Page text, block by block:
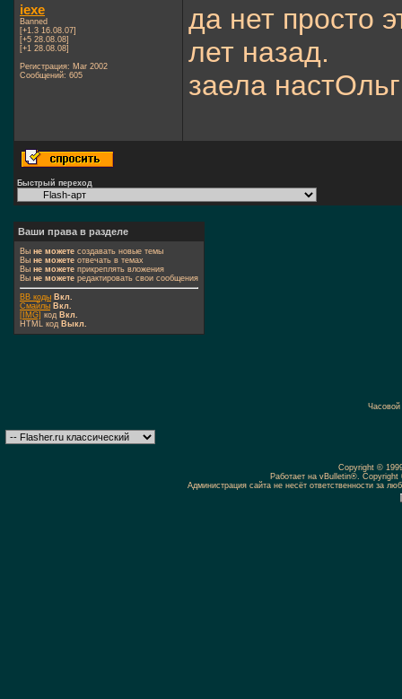
iexe
Banned
[+1.3 16.08.07]
[+5 28.08.08]
[+1 28.08.08]
Регистрация: Mar 2002
Сообщений: 605
да нет просто
лет назад.
заела
Быстрый переход
Ваши права в разделе
Вы не можете создавать новые темы
Вы не можете отвечать в темах
Вы не можете прикреплять вложения
Вы не можете редактировать свои сообщения
BB коды Вкл.
Смайлы Вкл.
[IMG] код Вкл.
HTML код Выкл.
Copyright ©
Работает на vBulletin®.
Администрация сайта не несёт ответственности за